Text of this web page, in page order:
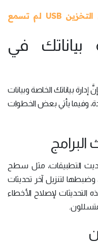
7 استخدامات لأقراص التخزين USB لم تسمع
بياناتك في
إدارة بياناتك الخاصة وبيانات
وفيما يأتي بعض الخطوات
التطبيقات، مثل سطح
وضبطها لتنزيل آخر تحديثات
التحديثات لإصلاح الأخطاء